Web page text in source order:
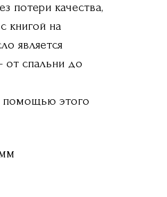
потери качества,
книгой на
является
спальни до
помощью этого